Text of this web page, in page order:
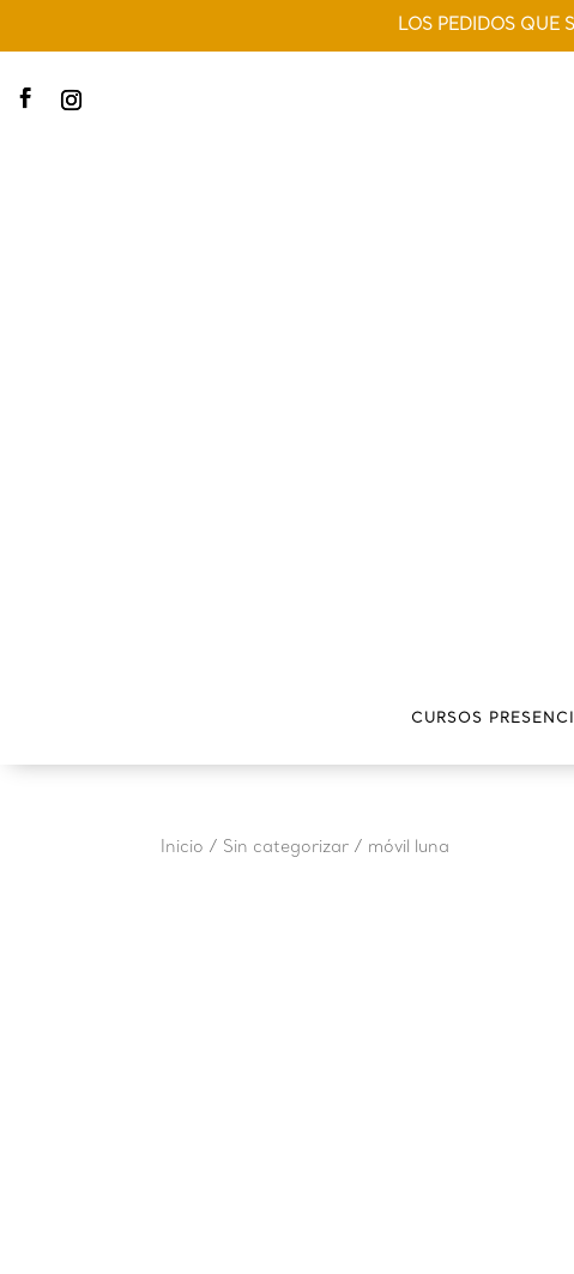
LOS PEDIDOS QUE
CURSOS
Inicio / Sin categorizar / móvil luna